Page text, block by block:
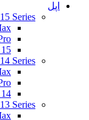
اپل
15 Series
Max
Pro
15
14 Series
Max
Pro
14
13 Series
Max